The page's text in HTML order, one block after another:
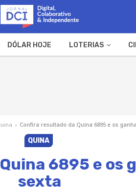
DÓLAR HOJE LOTERIAS
› Confira resultado da Quina 6895 e os
QUINA
6895 e os
sexta